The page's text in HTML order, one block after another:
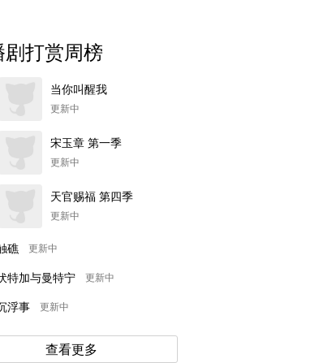
全一季
哩工作室联合出品
剧打赏周榜
当你叫醒我
更新中
宋玉章 第一季
更新中
天官赐福 第四季
更新中
礁 更新中
特加与曼特宁 更新中
浮事 更新中
查看更多